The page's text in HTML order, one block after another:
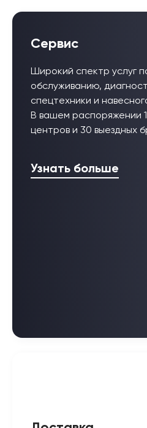
Сервис
Широкий спектр услуг
обслуживанию,
спецтехники и
В вашем распоряжении
центров и 30 выездных
Узнать больше